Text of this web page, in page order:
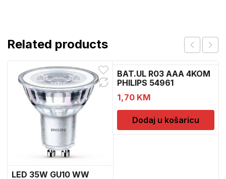
Related products
LED 35W GU10 WW
BAT.UL R03 AAA 4KOM
PHILIPS 54961
1,70 KM
Dodaj u košaricu